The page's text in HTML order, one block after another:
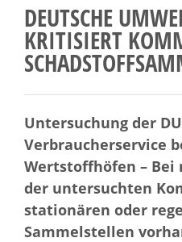
DEUTSCHE
KRITISIERT
Untersuchung der
Verbraucherservice
Wertstoffhöfen –
der untersuchten
stationären oder
Sammelstellen